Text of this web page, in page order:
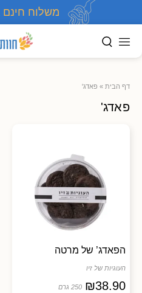
משלוח חינם
דף הבית » פאדג'
פאדג'
הפאדג’ של מרטה
העוגיות של זיו
₪38.90
250 גרם